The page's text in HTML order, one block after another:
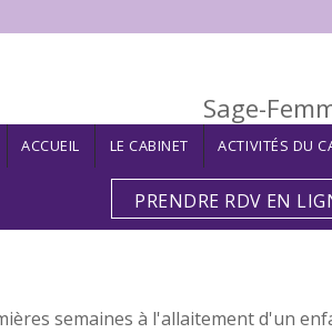
Sage-
ACCUEIL LE CABINET ACTIVITÉS DU
PRENDRE RDV EN
semaines à l'allaitement d'un